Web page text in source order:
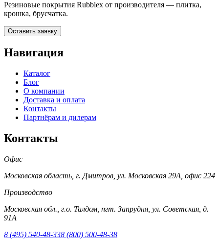
Резиновые покрытия Rubblex от производителя — плитка,
крошка, брусчатка.
Оставить заявку
Навигация
Каталог
Блог
О компании
Доставка и оплата
Контакты
Партнёрам и дилерам
Контакты
Офис
Московская область, г. Дмитров, ул. Московская 29А, офис 224
Производство
Московская обл., г.о. Талдом, пгт. Запрудня, ул. Советская, д.
91А
8 (495) 540-48-338 (800) 500-48-38